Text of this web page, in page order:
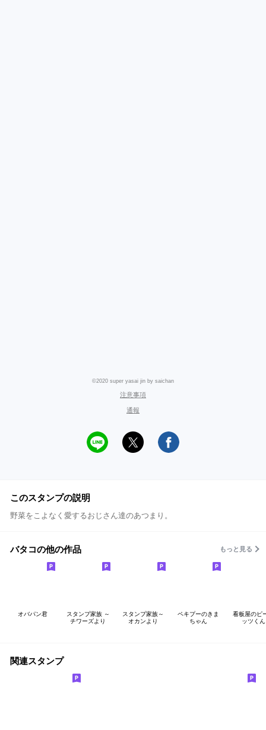
©2020 super yasai jin by saichan
注意事項
通報
このスタンプの説明
野菜をこよなく愛するおじさん達のあつまり。
バタコの他の作品 もっと見る
オバパン君
スタンプ家族 ～
チワーズより
スタンプ家族～
オカンより
ペキプーのきま
ちゃん
看板屋のピ
ッツくん
関連スタンプ